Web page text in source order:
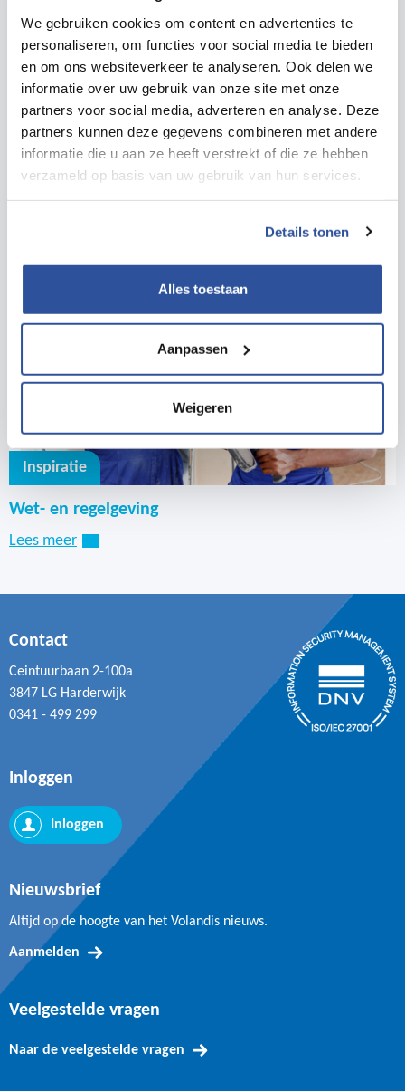
We gebruiken cookies om content en advertenties te
personaliseren, om functies voor social media te bieden
en om ons websiteverkeer te analyseren. Ook delen we
informatie over uw gebruik van onze site met onze
partners voor social media, adverteren en analyse. Deze
partners kunnen deze gegevens combineren met andere
informatie die u aan ze heeft verstrekt of die ze hebben
verzameld op basis van uw gebruik van hun services.
Details tonen
Alles toestaan
Aanpassen
Weigeren
Inspiratie
Klimaat
Inspiratie
Wet- en regelgeving
Lees meer
Contact
Ceintuurbaan 2-100a
3847 LG Harderwijk
0341 - 499 299
Nieuwsbrief
Altijd op de hoogte van het Volandis nieuws.
Aanmelden
Veelgestelde vragen
Naar de veelgestelde vragen
Inloggen
Inloggen